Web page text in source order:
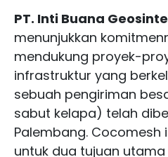
PT. Inti Buana
menunjukkan
mendukung proyek-
infrastruktur yang
sebuah pengiriman
sabut kelapa) telah
Palembang. Cocomesh
untuk dua tujuan